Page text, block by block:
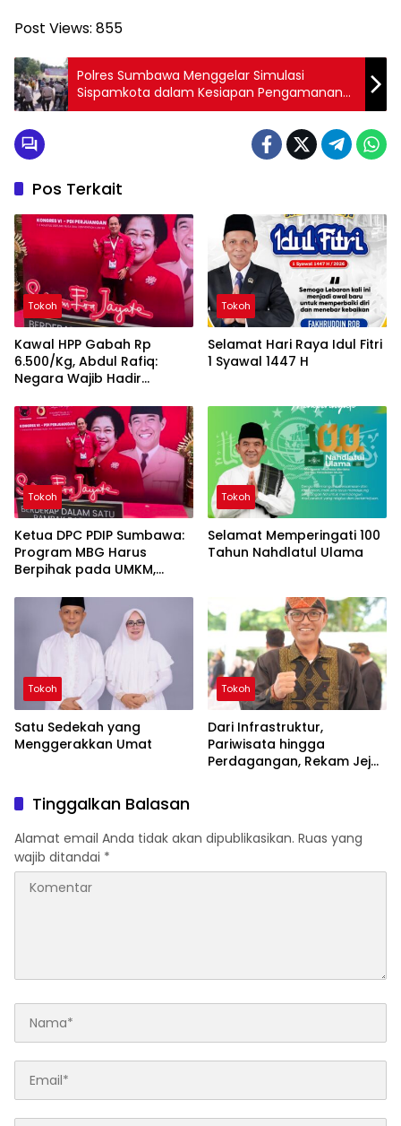
Post Views: 855
Polres Sumbawa Menggelar Simulasi
Sispamkota dalam Kesiapan Pengamanan
Pemilu 2024
Pos Terkait
Tokoh
Kawal HPP Gabah Rp
6.500/Kg, Abdul Rafiq:
Negara Wajib Hadir
dari Spekulan
Tokoh
Selamat Hari Raya Idul Fitri
1 Syawal 1447 H
Tokoh
Ketua DPC PDIP Sumbawa:
Program MBG Harus
Berpihak pada UMKM,
Tertentu
Tokoh
Selamat Memperingati 100
Tahun Nahdlatul Ulama
Tokoh
Satu Sedekah yang
Menggerakkan Umat
Tokoh
Dari Infrastruktur,
Pariwisata hingga
Perdagangan, Rekam Jejak
Tinggalkan Balasan
Alamat email Anda tidak akan dipublikasikan. Ruas yang
wajib ditandai *